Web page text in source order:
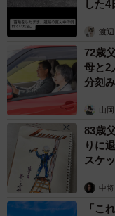
ーーご家族はこの
ますか？
「元気だった頃はさ
く思ってます」
ーー多くのリプライ
優しさと愛で溢れて
た」と、投稿されて
した
渡
72歳
母と2
分刻
山
83歳
りに
スケ
中将
「こ